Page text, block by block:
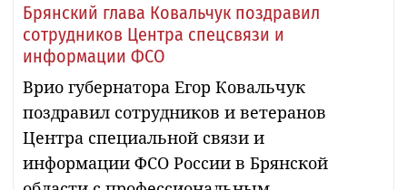
Брянский глава Ковальчук поздравил
сотрудников Центра спецсвязи и
информации ФСО
Врио губернатора Егор Ковальчук
поздравил сотрудников и ветеранов
Центра специальной связи и
информации ФСО России в Брянской